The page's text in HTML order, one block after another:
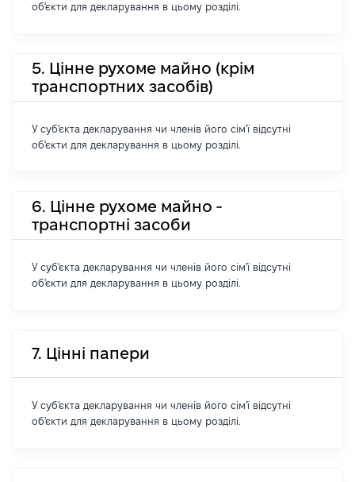
об'єкти для декларування в цьому розділі.
5. Цінне рухоме майно (крім
транспортних засобів)
У суб'єкта декларування чи членів його сім'ї відсутні
об'єкти для декларування в цьому розділі.
6. Цінне рухоме майно -
транспортні засоби
У суб'єкта декларування чи членів його сім'ї відсутні
об'єкти для декларування в цьому розділі.
7. Цінні папери
У суб'єкта декларування чи членів його сім'ї відсутні
об'єкти для декларування в цьому розділі.